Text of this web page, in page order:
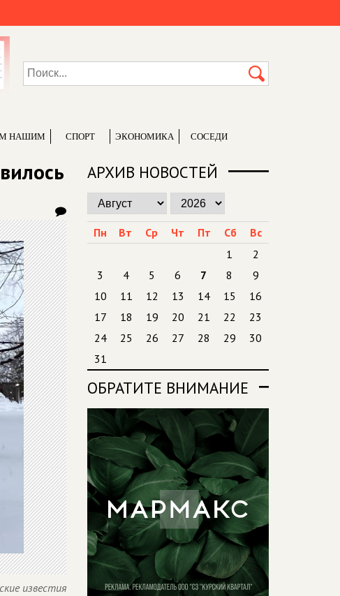
НАШИМ СПОРТ ЭКОНОМИКА СОСЕДИ
известия
АРХИВ НОВОСТЕЙ
Пн Вт Ср Чт Пт Сб
Вс
1
2
3
4 5 6 7 8
9
10
11 12 13 14 15
16
17
18 19 20 21 22
23
24
25 26 27 28 29
30
31
ОБРАТИТЕ ВНИМАНИЕ